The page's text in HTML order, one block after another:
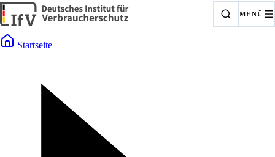
MENÜ
Startseite